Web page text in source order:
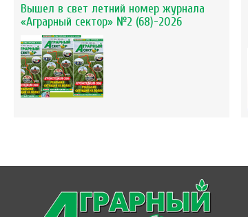
Вышел в свет летний номер журнала
«Аграрный сектор» №2 (68)-2026